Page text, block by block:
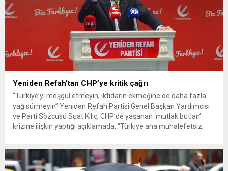
Yeniden Refah’tan CHP’ye kritik çağrı
“Türkiye’yi meşgul etmeyin, iktidarın ekmeğine de daha fazla
yağ sürmeyin” Yeniden Refah Partisi Genel Başkan Yardımcısı
ve Parti Sözcüsü Suat Kılıç, CHP’de yaşanan ‘mutlak butlan’
krizine ilişkin yaptığı açıklamada, “Türkiye ana muhalefetsiz,
olun. Türkiye’yi...